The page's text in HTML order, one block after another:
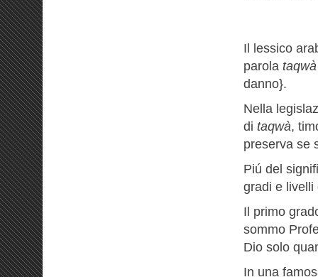
Il lessico
parola
danno}.
Nella
di taqwà,
preserva se
Piú del
gradi e
Il primo
sommo
Dio solo
In una